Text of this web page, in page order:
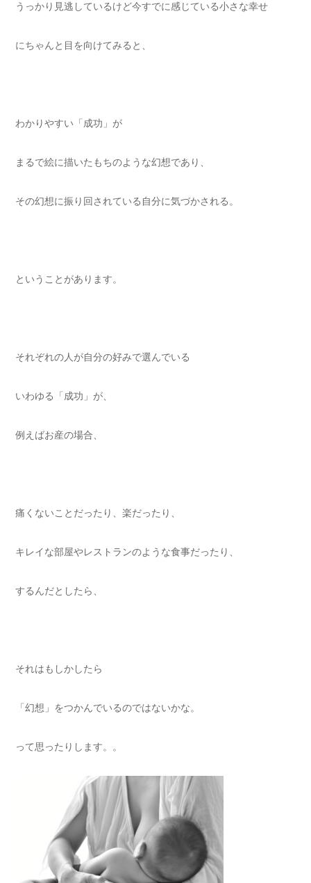
うっかり見逃しているけど今すでに感じている小さな幸せ
にちゃんと目を向けてみると、
わかりやすい「成功」が
まるで絵に描いたもちのような幻想であり、
その幻想に振り回されている自分に気づかされる。
ということがあります。
それぞれの人が自分の好みで選んでいる
いわゆる「成功」が、
例えばお産の場合、
痛くないことだったり、楽だったり、
キレイな部屋やレストランのような食事だったり、
するんだとしたら、
それはもしかしたら
「幻想」をつかんでいるのではないかな。
って思ったりします。。